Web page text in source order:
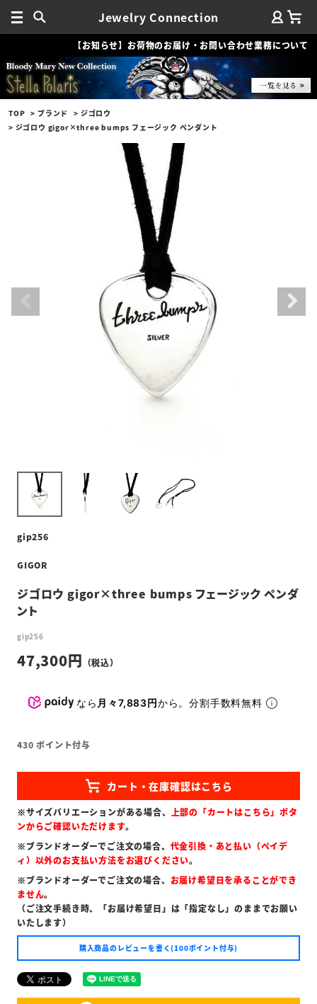
Jewelry Connection
【お知らせ】お荷物のお届け・お問い合わせ業務について
TOP ブランド
ジゴロウ
ジゴロウ gigor×three bumps フェージック ペンダント
gip256
GIGOR
ジゴロウ gigor×three bumps フェージック ペンダ
ント
gip256
47,300
なら 月々7,883円から。分割手数料無料
430 ポイント付与
※サイズバリエーションがある場合、 上部の「カートはこちら」ボタ
ンからご確認いただけます。
※ブランドオーダーでご注文の場合、 代金引換・あと払い（ペイデ
ィ）以外のお支払い方法をお選びください。
※ブランドオーダーでご注文の場合、 お届け希望日を承ることができ
ません。
（ご注文手続き時、「お届け希望日」は「指定なし」のままでお願い
いたします）
購入商品のレビューを書く(100ポイント付与)